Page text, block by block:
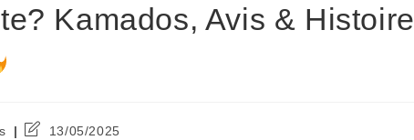
Kamados, Avis & Histoire
13/05/2025